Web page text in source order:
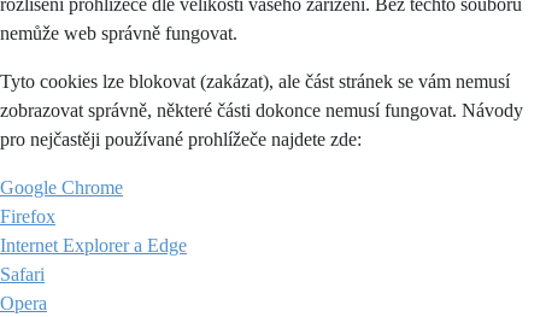
nemůže web správně fungovat.
Tyto cookies lze blokovat (zakázat), ale část stránek se vám nemusí
zobrazovat správně, některé části dokonce nemusí fungovat. Návody
pro nejčastěji používané prohlížeče najdete zde:
Google Chrome
Firefox
Internet Explorer a Edge
Safari
Opera